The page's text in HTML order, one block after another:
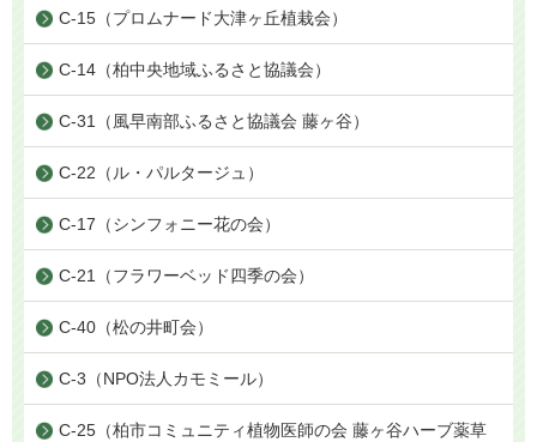
C-15（プロムナード大津ヶ丘植栽会）
C-14（柏中央地域ふるさと協議会）
C-31（風早南部ふるさと協議会 藤ヶ谷）
C-22（ル・パルタージュ）
C-17（シンフォニー花の会）
C-21（フラワーベッド四季の会）
C-40（松の井町会）
C-3（NPO法人カモミール）
C-25（柏市コミュニティ植物医師の会 藤ヶ谷ハーブ薬草